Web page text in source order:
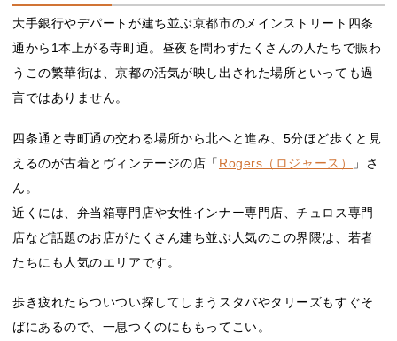
大手銀行やデパートが建ち並ぶ京都市のメインストリート四条
通から1本上がる寺町通。昼夜を問わずたくさんの人たちで賑わ
うこの繁華街は、京都の活気が映し出された場所といっても過
言ではありません。
四条通と寺町通の交わる場所から北へと進み、5分ほど歩くと見
えるのが古着とヴィンテージの店「Rogers（ロジャース）
」さ
ん。
近くには、弁当箱専門店や女性インナー専門店、チュロス専門
店など話題のお店がたくさん建ち並ぶ人気のこの界隈は、若者
たちにも人気のエリアです。
歩き疲れたらついつい探してしまうスタバやタリーズもすぐそ
ばにあるので、一息つくのにももってこい。